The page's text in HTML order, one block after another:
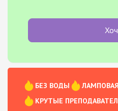
БЕЗ ВОДЫ
КРУТЫЕ